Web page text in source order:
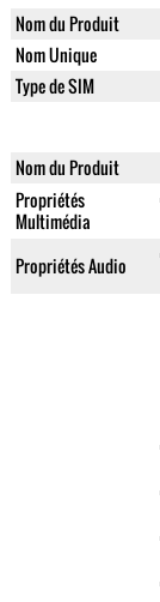
Nom du Produit
Nom Unique
Type de SIM
Nom du Produit
Propriétés
Multimédia
Propriétés Audio